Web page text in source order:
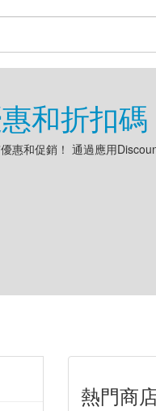
和折扣碼
惠和促銷！ 通過應用
熱門商